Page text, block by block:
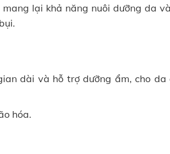
lại khả năng nuôi dưỡng da
dài và hỗ trợ dưỡng ẩm, cho da
hóa.